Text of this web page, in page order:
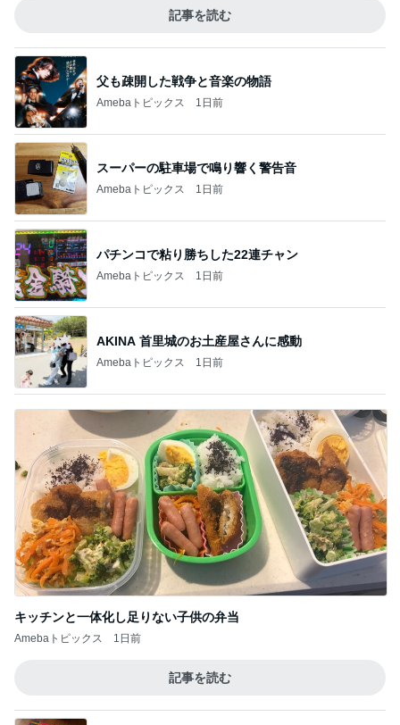
記事を読む
父も疎開した戦争と音楽の物語
Amebaトピックス 1日前
スーパーの駐車場で鳴り響く警告音
Amebaトピックス 1日前
パチンコで粘り勝ちした22連チャン
Amebaトピックス 1日前
AKINA 首里城のお土産屋さんに感動
Amebaトピックス 1日前
キッチンと一体化し足りない子供の弁当
Amebaトピックス 1日前
記事を読む